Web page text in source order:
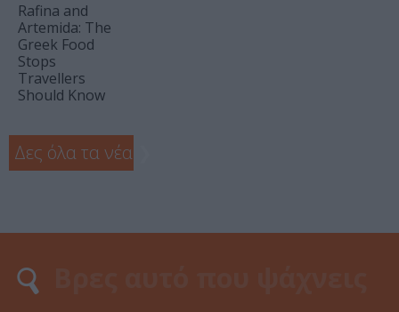
Rafina and
Artemida: The
Greek Food
Stops
Travellers
Should Know
Δες όλα τα νέα